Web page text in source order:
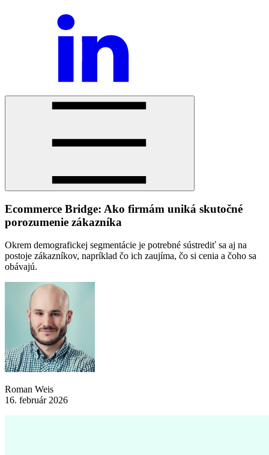
Ecommerce Bridge: Ako firmám uniká skutočné
porozumenie zákazníka
Okrem demografickej segmentácie je potrebné sústrediť sa aj na
postoje zákazníkov, napríklad čo ich zaujíma, čo si cenia a čoho sa
obávajú.
Roman Weis
16. február 2026